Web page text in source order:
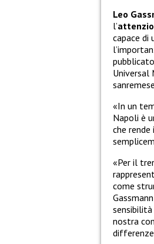
Leo
l’
capace di
Universal
«In un
Napoli è
che
«Per il
come
nostra